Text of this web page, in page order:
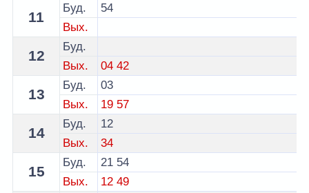
11
Буд.
54
Вых.
12
Буд.
Вых.
04 42
13
Буд.
03
Вых.
19 57
14
Буд.
12
Вых.
34
15
Буд. 21 54
Вых.
12 49